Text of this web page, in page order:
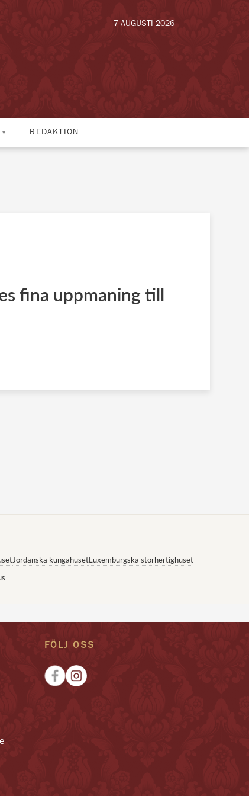
7 AUGUSTI 2026
REDAKTION
fina uppmaning till
Jordanska kungahusetLuxemburgska storhertighuset
FÖLJ OSS